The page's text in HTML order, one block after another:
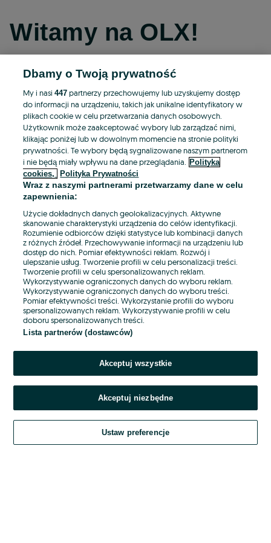
Witamy na OLX!
Kontynuuj przez Facebooka
Kontynuuj przez konto Apple
Kontynuuj przez konto Google
LUB
E-mail
Hasło
Nie pamiętasz hasła?
Zaloguj się
Kontynuując za pośrednictwem jednego z dostawców wskazanych powyżej,
Regulamin serwisu OLX.pl w jego aktualnym brzmieniu.
Dbamy o Twoją prywatność
My i nasi447 partnerzy przechowujemy lub uzyskujemy dostęp
do informacji na urządzeniu, takich jak unikalne identyfikatory w
plikach cookie w celu przetwarzania danych osobowych.
Użytkownik może zaakceptować wybory lub zarządzać nimi,
klikając poniżej lub w dowolnym momencie na stronie polityki
prywatności. Te wybory będą sygnalizowane naszym partnerom
i nie będą miały wpływu na dane przeglądania.
Polityka
cookies,
Polityka Prywatności
Wraz z naszymi partnerami przetwarzamy dane w celu
zapewnienia:
Użycie dokładnych danych geolokalizacyjnych. Aktywne
skanowanie charakterystyki urządzenia do celów identyfikacji.
Rozumienie odbiorców dzięki statystyce lub kombinacji danych
z różnych źródeł. Przechowywanie informacji na urządzeniu lub
dostęp do nich. Pomiar efektywności reklam. Rozwój i
ulepszanie usług. Tworzenie profili w celu personalizacji treści.
Tworzenie profili w celu spersonalizowanych reklam.
Wykorzystywanie ograniczonych danych do wyboru reklam.
Wykorzystywanie ograniczonych danych do wyboru treści.
Pomiar efektywności treści. Wykorzystanie profili do wyboru
spersonalizowanych reklam. Wykorzystywanie profili w celu
doboru spersonalizowanych treści.
Lista partnerów (dostawców)
Akceptuj wszystkie
Akceptuj niezbędne
Ustaw preferencje